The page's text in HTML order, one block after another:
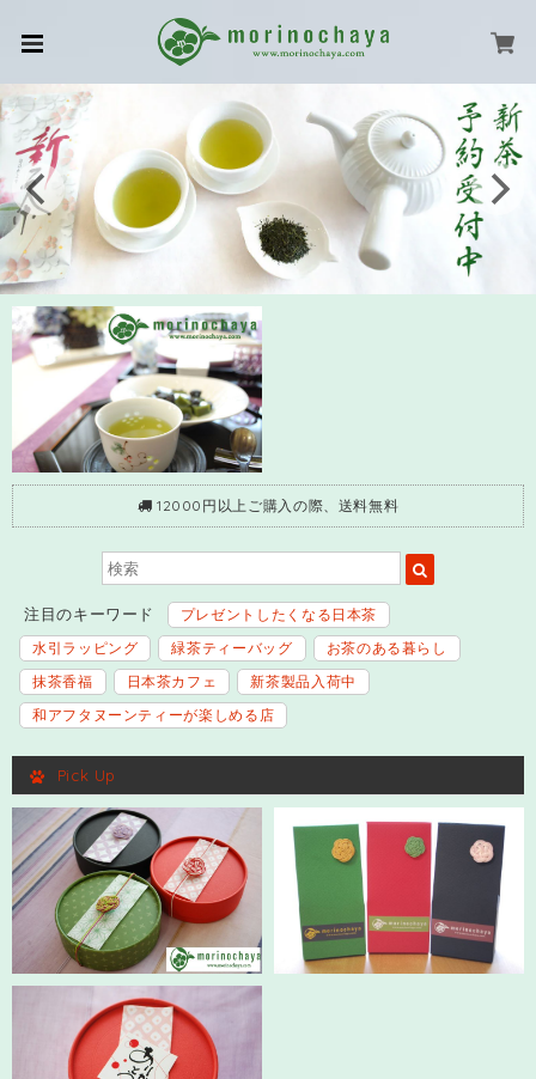
12000円以上ご購入の際、送料無料
注目のキーワード
プレゼントしたくなる日本茶
水引ラッピング
緑茶ティーバッグ
お茶のある暮らし
抹茶香福
日本茶カフェ
新茶製品入荷中
和アフタヌーンティーが楽しめる店
Pick Up